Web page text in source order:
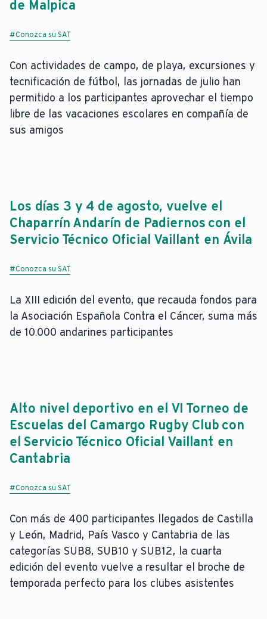
de Malpica
#Conozca su SAT
Con actividades de campo, de playa, excursiones y
tecnificación de fútbol, las jornadas de julio han
permitido a los participantes aprovechar el tiempo
libre de las vacaciones escolares en compañía de
sus amigos
Los días 3 y 4 de agosto, vuelve el
Chaparrín Andarín de Padiernos con el
Servicio Técnico Oficial Vaillant en Ávila
#Conozca su SAT
La XIII edición del evento, que recauda fondos para
la Asociación Española Contra el Cáncer, suma más
de 10.000 andarines participantes
Alto nivel deportivo en el VI Torneo de
Escuelas del Camargo Rugby Club con
el Servicio Técnico Oficial Vaillant en
Cantabria
#Conozca su SAT
Con más de 400 participantes llegados de Castilla
y León, Madrid, País Vasco y Cantabria de las
categorías SUB8, SUB10 y SUB12, la cuarta
edición del evento vuelve a resultar el broche de
temporada perfecto para los clubes asistentes